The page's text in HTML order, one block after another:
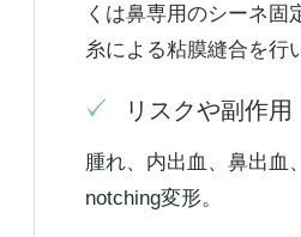
くは鼻専用のシーネ固
糸による粘膜縫合を行
リスクや副作用
腫れ、内出血、鼻出血
notching変形。